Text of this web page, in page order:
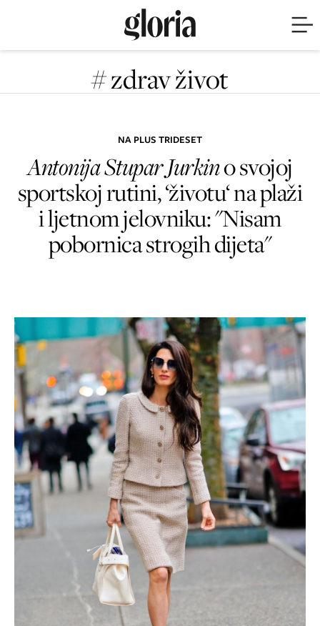
# zdrav život
NA PLUS TRIDESET
Antonija Stupar Jurkino svojoj
sportskoj rutini, ‘životu‘ na plaži
i ljetnom jelovniku: "Nisam
pobornica strogih dijeta"